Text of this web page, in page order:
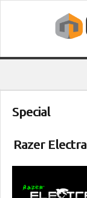
Special
Razer Electra